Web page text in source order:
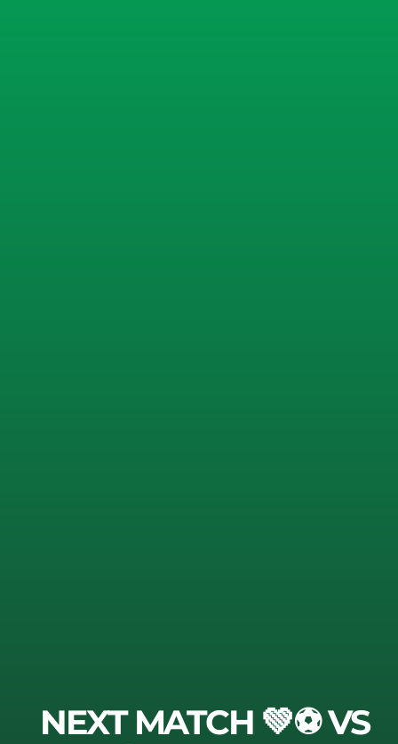
NEXT MATCH 💚⚽ VS